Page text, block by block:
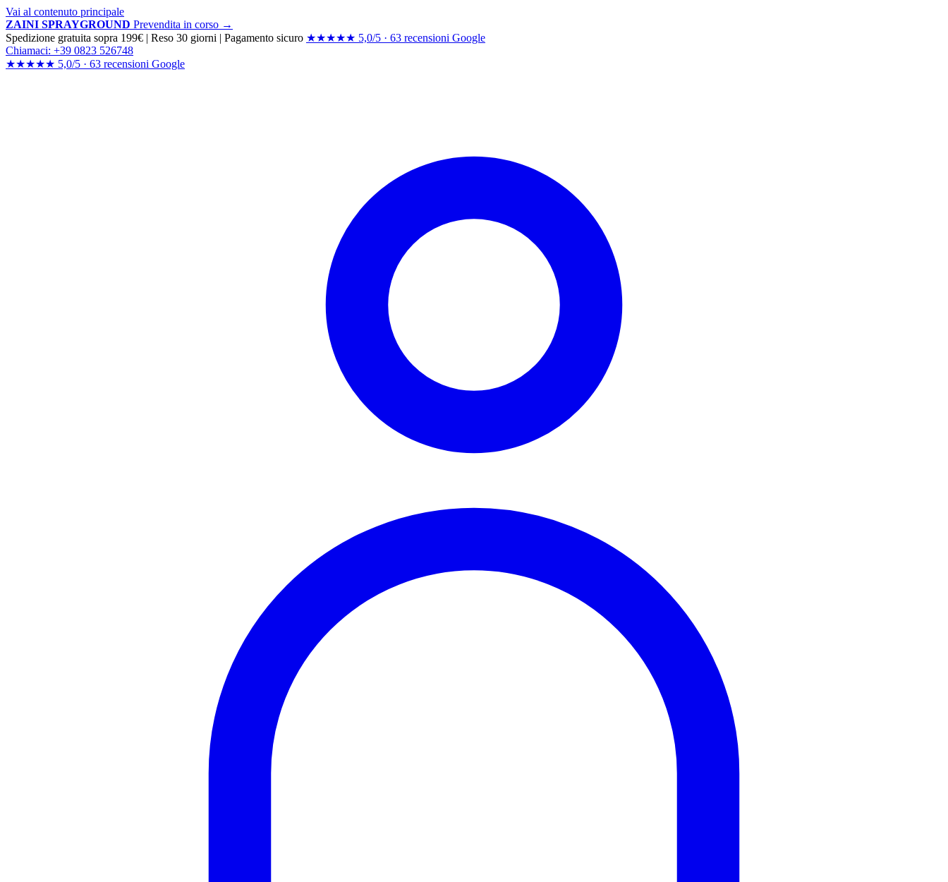
Vai al contenuto principale
ZAINI SPRAYGROUND Prevendita in corso →
Spedizione gratuita sopra 199€ | Reso 30 giorni | Pagamento sicuro ★★★★★ 5,0/5 · 63 recensioni Google
Chiamaci: +39 0823 526748
★★★★★ 5,0/5 · 63 recensioni Google